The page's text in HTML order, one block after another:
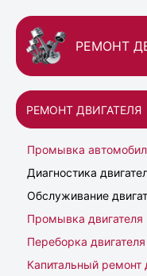
РЕМОНТ
РЕМОНТ ДВИГАТЕЛЯ
Промывка
Диагностика
Обслуживание
Промывка двигателя
Переборка двигателя
Капитальный ремонт